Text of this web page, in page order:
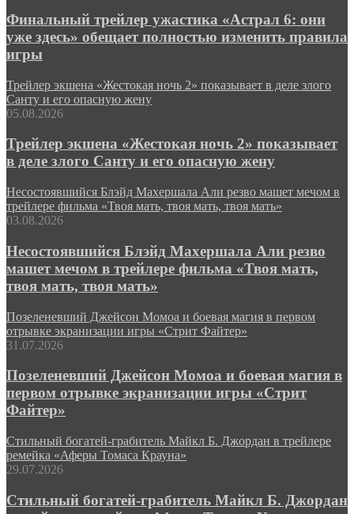
Финальный трейлер ужастика «Астрал 6: они
уже здесь» обещает полностью изменить правила
игры
Трейлер экшена «Жестокая ночь 2» показывает в деле злого
Санту и его опасную жену
05.08.2026
Трейлер экшена «Жестокая ночь 2» показывает
в деле злого Санту и его опасную жену
Несостоявшийся Блэйд Махершала Али резво машет мечом в
трейлере фильма «Твоя мать, твоя мать, твоя мать»
03.08.2026
Несостоявшийся Блэйд Махершала Али резво
машет мечом в трейлере фильма «Твоя мать,
твоя мать, твоя мать»
Позеленевший Джейсон Момоа и боевая магия в первом
отрывке экранизации игры «Стрит Файтер»
31.07.2026
Позеленевший Джейсон Момоа и боевая магия в
первом отрывке экранизации игры «Стрит
Файтер»
Стильный богатей-грабитель Майкл Б. Джордан в трейлере
ремейка «Аферы Томаса Крауна»
29.07.2026
Стильный богатей-грабитель Майкл Б. Джордан